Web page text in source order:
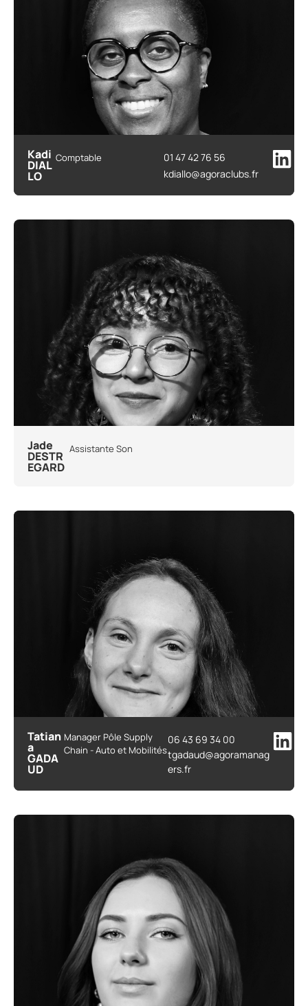
Kadi
DIAL
LO
Comptable
01 47 42 76 56
kdiallo@agoraclubs.fr
Jade
DESTR
EGARD
Assistante Son
Tatian
a
GADA
UD
Manager Pôle Supply
Chain - Auto et Mobilités
06 43 69 34 00
tgadaud@agoramanag
ers.fr